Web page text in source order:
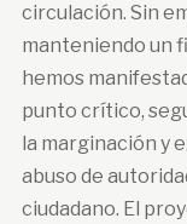
circulación. Sin
manteniendo un
hemos
punto crítico,
la marginación y
abuso de
ciudadano. El